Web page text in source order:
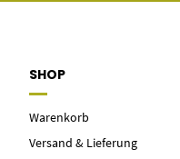
SHOP
Warenkorb
Versand & Lieferung